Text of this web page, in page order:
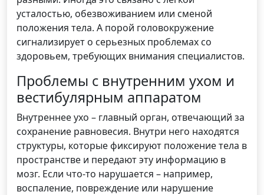
усталостью, обезвоживанием или сменой
положения тела. А порой головокружение
сигнализирует о серьезных проблемах со
здоровьем, требующих внимания специалистов.
Проблемы с внутренним ухом и
вестибулярным аппаратом
Внутреннее ухо – главный орган, отвечающий за
сохранение равновесия. Внутри него находятся
структуры, которые фиксируют положение тела в
пространстве и передают эту информацию в
мозг. Если что-то нарушается – например,
воспаление, повреждение или нарушение